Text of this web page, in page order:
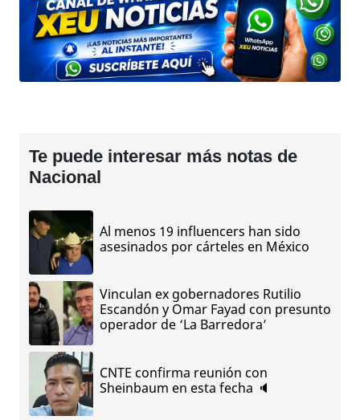
Te puede interesar más notas de
Nacional
Al menos 19 influencers han sido
asesinados por cárteles en México
Vinculan ex gobernadores Rutilio
Escandón y Omar Fayad con presunto
operador de ‘La Barredora’
CNTE confirma reunión con
Sheinbaum en esta fecha 🔈